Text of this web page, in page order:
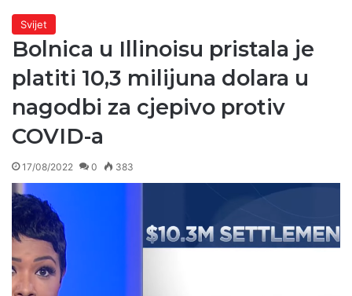
Svijet
Bolnica u Illinoisu pristala je
platiti 10,3 milijuna dolara u
nagodbi za cjepivo protiv
COVID-a
17/08/2022 0 383